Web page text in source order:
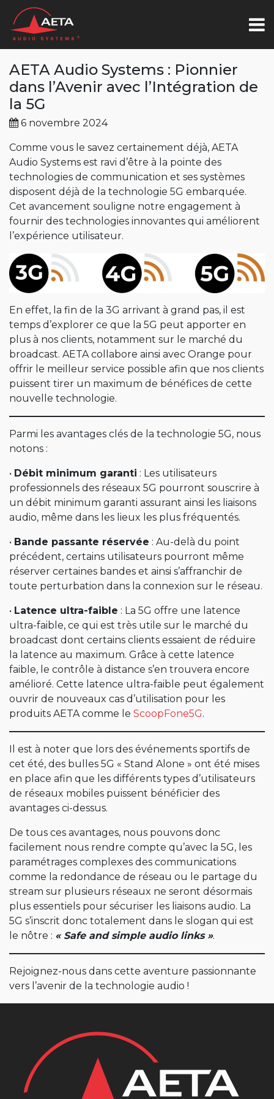
AETA Audio Systems : Pionnier
dans l’Avenir avec l’Intégration de
la 5G
6 novembre 2024
Comme vous le savez certainement déjà, AETA
Audio Systems est ravi d’être à la pointe des
technologies de communication et ses systèmes
disposent déjà de la technologie 5G embarquée.
Cet avancement souligne notre engagement à
fournir des technologies innovantes qui améliorent
l’expérience utilisateur.
En effet, la fin de la 3G arrivant à grand pas, il est
temps d’explorer ce que la 5G peut apporter en
plus à nos clients, notamment sur le marché du
broadcast. AETA collabore ainsi avec Orange pour
offrir le meilleur service possible afin que nos clients
puissent tirer un maximum de bénéfices de cette
nouvelle technologie.
Parmi les avantages clés de la technologie 5G, nous
notons :
• Débit minimum garanti : Les utilisateurs
professionnels des réseaux 5G pourront souscrire à
un débit minimum garanti assurant ainsi les liaisons
audio, même dans les lieux les plus fréquentés.
• Bande passante réservée : Au-delà du point
précédent, certains utilisateurs pourront même
réserver certaines bandes et ainsi s’affranchir de
toute perturbation dans la connexion sur le réseau.
• Latence ultra-faible : La 5G offre une latence
ultra-faible, ce qui est très utile sur le marché du
broadcast dont certains clients essaient de réduire
la latence au maximum. Grâce à cette latence
faible, le contrôle à distance s’en trouvera encore
amélioré. Cette latence ultra-faible peut également
ouvrir de nouveaux cas d’utilisation pour les
produits AETA comme le ScoopFone5G.
Il est à noter que lors des événements sportifs de
cet été, des bulles 5G « Stand Alone » ont été mises
en place afin que les différents types d’utilisateurs
de réseaux mobiles puissent bénéficier des
avantages ci-dessus.
De tous ces avantages, nous pouvons donc
facilement nous rendre compte qu’avec la 5G, les
paramétrages complexes des communications
comme la redondance de réseau ou le partage du
stream sur plusieurs réseaux ne seront désormais
plus essentiels pour sécuriser les liaisons audio. La
5G s’inscrit donc totalement dans le slogan qui est
le nôtre : « Safe and simple audio links ».
Rejoignez-nous dans cette aventure passionnante
vers l’avenir de la technologie audio !